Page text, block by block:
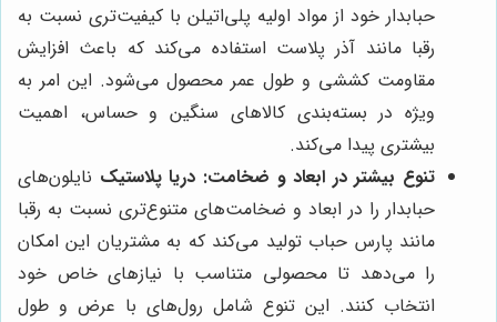
حبابدار خود از مواد اولیه پلی‌اتیلن با کیفیت‌تری نسبت به
رقبا مانند آذر پلاست استفاده می‌کند که باعث افزایش
مقاومت کششی و طول عمر محصول می‌شود. این امر به
ویژه در بسته‌بندی کالاهای سنگین و حساس، اهمیت
بیشتری پیدا می‌کند.
تنوع بیشتر در ابعاد و ضخامت: دریا پلاستیک نایلون‌های
حبابدار را در ابعاد و ضخامت‌های متنوع‌تری نسبت به رقبا
مانند پارس حباب تولید می‌کند که به مشتریان این امکان
را می‌دهد تا محصولی متناسب با نیازهای خاص خود
انتخاب کنند. این تنوع شامل رول‌های با عرض و طول